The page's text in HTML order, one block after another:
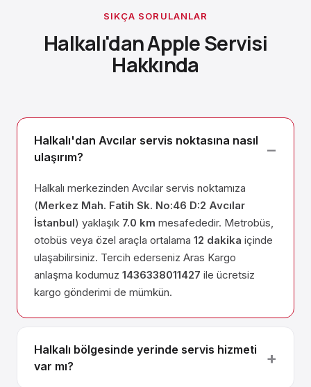
SIKÇA SORULANLAR
Halkalı'dan Apple Servisi
Hakkında
Halkalı'dan Avcılar servis noktasına nasıl
ulaşırım?
Halkalı merkezinden Avcılar servis noktamıza
(Merkez Mah. Fatih Sk. No:46 D:2 Avcılar
İstanbul) yaklaşık 7.0 km mesafededir. Metrobüs,
otobüs veya özel araçla ortalama 12 dakika içinde
ulaşabilirsiniz. Tercih ederseniz Aras Kargo
anlaşma kodumuz 1436338011427 ile ücretsiz
kargo gönderimi de mümkün.
Halkalı bölgesinde yerinde servis hizmeti
var mı?